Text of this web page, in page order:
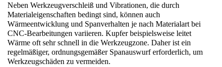
Neben Werkzeugverschleiß und Vibrationen, die durch
Materialeigenschaften bedingt sind, können auch
Wärmeentwicklung und Spanverhalten je nach Materialart bei
CNC-Bearbeitungen variieren. Kupfer beispielsweise leitet
Wärme oft sehr schnell in die Werkzeugzone. Daher ist ein
regelmäßiger, ordnungsgemäßer Spanauswurf erforderlich, um
Werkzeugschäden zu vermeiden.